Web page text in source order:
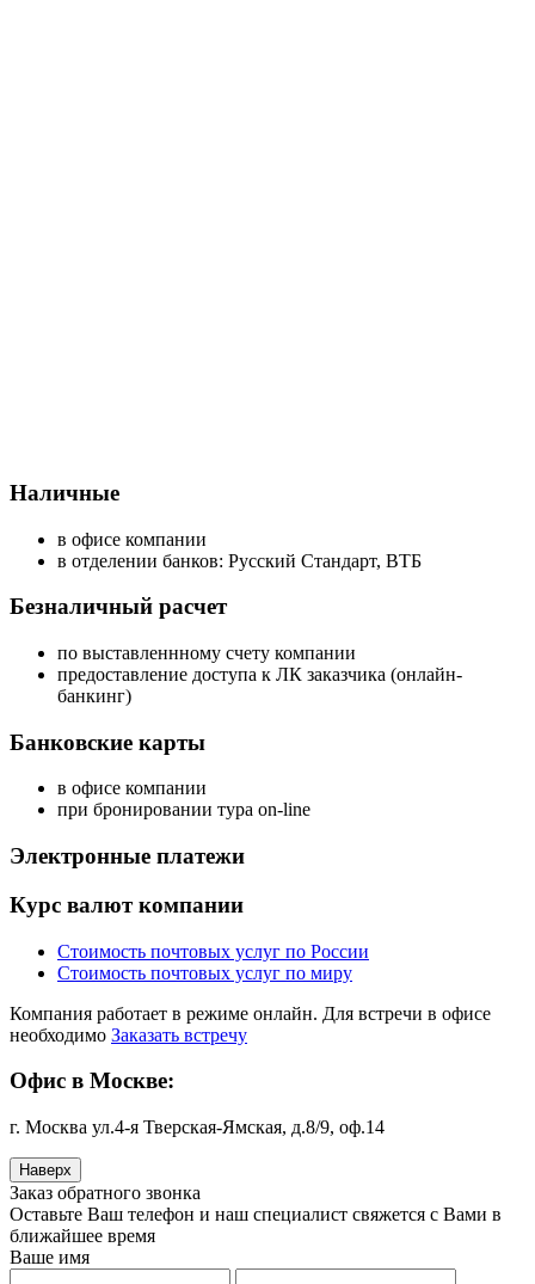
Наличные
в офисе компании
в отделении банков: Русский Стандарт, ВТБ
Безналичный расчет
по выставленнному счету компании
предоставление доступа к ЛК заказчика (онлайн-
банкинг)
Банковские карты
в офисе компании
при бронировании тура on-line
Электронные платежи
Курс валют компании
Стоимость почтовых услуг по России
Стоимость почтовых услуг по миру
Компания работает в режиме онлайн. Для встречи в офисе
необходимо Заказать встречу
Офис в Москве:
г. Москва ул.4-я Тверская-Ямская, д.8/9, оф.14
Наверх
Заказ обратного звонка
Оставьте Ваш телефон и наш специалист свяжется с Вами в
ближайшее время
Ваше имя